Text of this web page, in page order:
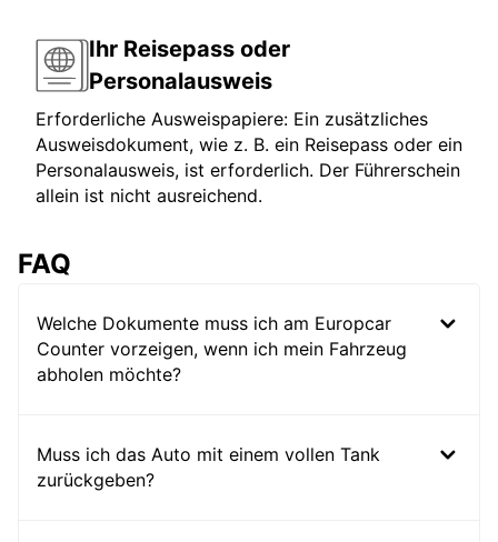
Ihr Reisepass oder
Personalausweis
Erforderliche Ausweispapiere: Ein zusätzliches
Ausweisdokument, wie z. B. ein Reisepass oder ein
Personalausweis, ist erforderlich. Der Führerschein
allein ist nicht ausreichend.
FAQ
Welche Dokumente muss ich am Europcar
Counter vorzeigen, wenn ich mein Fahrzeug
abholen möchte?
Muss ich das Auto mit einem vollen Tank
zurückgeben?